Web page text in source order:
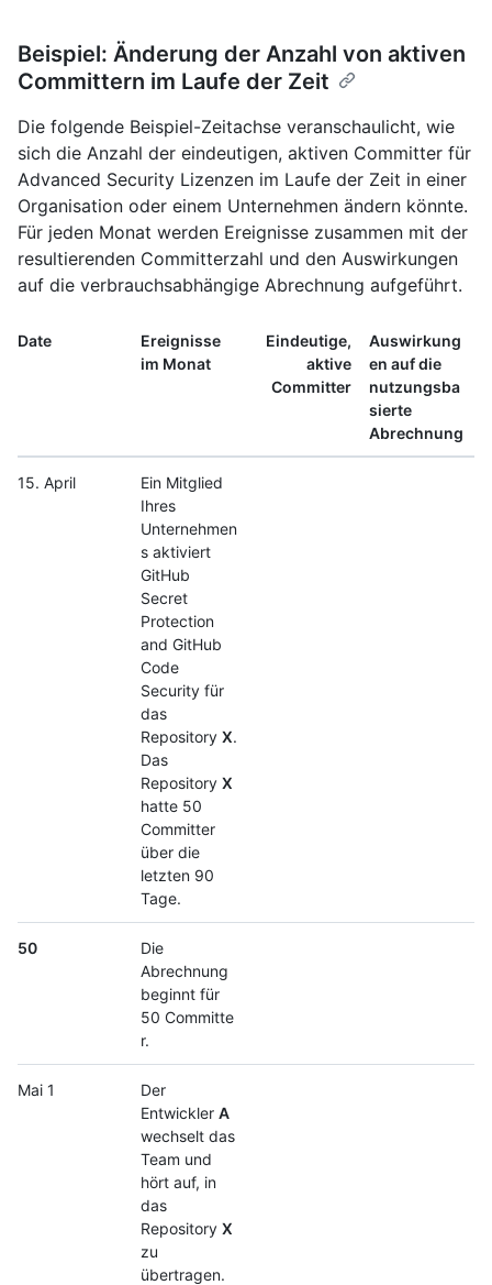
Beispiel: Änderung der Anzahl von aktiven
Committern im Laufe der Zeit
Die folgende Beispiel-Zeitachse veranschaulicht, wie
sich die Anzahl der eindeutigen, aktiven Committer für
Advanced Security Lizenzen im Laufe der Zeit in einer
Organisation oder einem Unternehmen ändern könnte.
Für jeden Monat werden Ereignisse zusammen mit der
resultierenden Committerzahl und den Auswirkungen
auf die verbrauchsabhängige Abrechnung aufgeführt.
Date
Ereignisse
im Monat
Eindeutige,
aktive
Committer
Auswirkung
en auf die
nutzungsba
sierte
Abrechnung
15. April
Ein Mitglied
Ihres
Unternehmen
s aktiviert
GitHub
Secret
Protection
and GitHub
Code
Security für
das
Repository X.
Das
Repository X
hatte 50
Committer
über die
letzten 90
Tage.
50
Die
Abrechnung
beginnt für
50 Committe
r.
Mai 1
Der
Entwickler A
wechselt das
Team und
hört auf, in
das
Repository X
zu
übertragen.